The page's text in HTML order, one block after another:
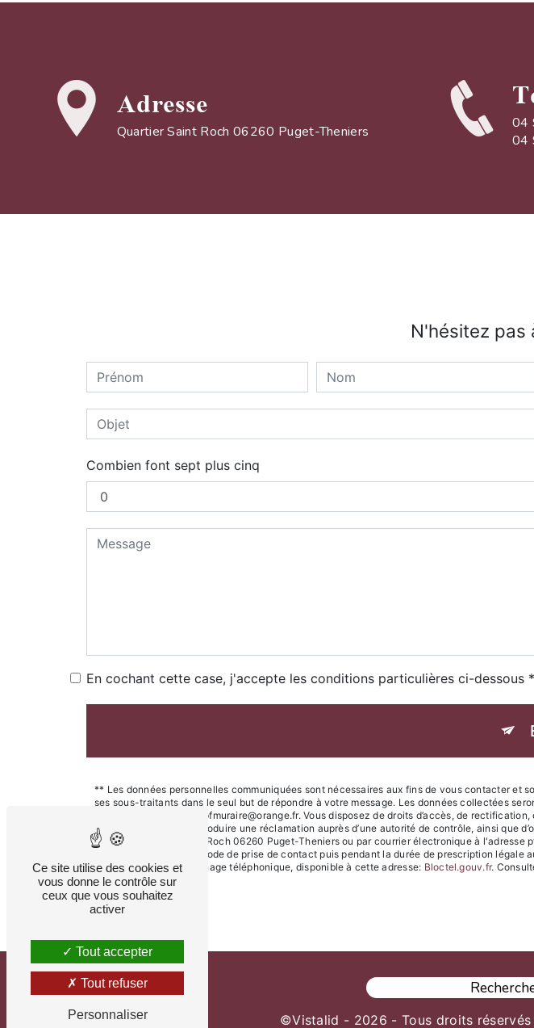
Adresse
Quartier Saint Roch 06260 Puget-Theniers
04
04
N'hésitez pas
Combien font sept plus cinq
En cochant cette case, j'accepte les conditions particulières ci-dessous
** Les données personnelles communiquées sont nécessaires aux fins de vous contacter et
ses sous-traitants dans le seul but de répondre à votre message. Les données collectées
06260 Puget-Theniers pfmuraire@orange.fr. Vous disposez de droits d’accès, de
moment et du droit d’introduire une réclamation auprès d’une autorité de contrôle, ainsi que
l'adresse Quartier Saint Roch 06260 Puget-Theniers ou par courrier électronique à
données pendant la période de prise de contact puis pendant la durée de prescription
d'opposition au démarchage téléphonique, disponible à cette adresse: Bloctel.gouv.fr.
©Vistalid - 2026 - Tous droits
Ce site utilise des cookies et
vous donne le contrôle sur
ceux que vous souhaitez
activer
Tout accepter
Tout refuser
Personnaliser